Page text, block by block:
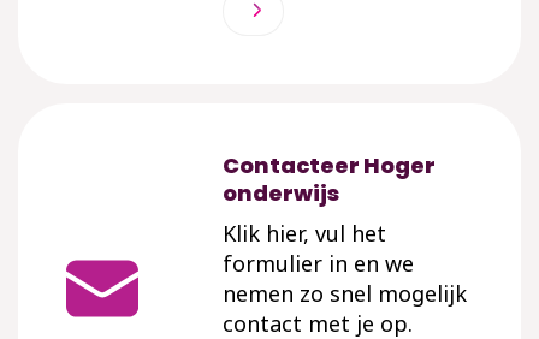
Contacteer Hoger
onderwijs
Klik hier, vul het
formulier in en we
nemen zo snel mogelijk
contact met je op.